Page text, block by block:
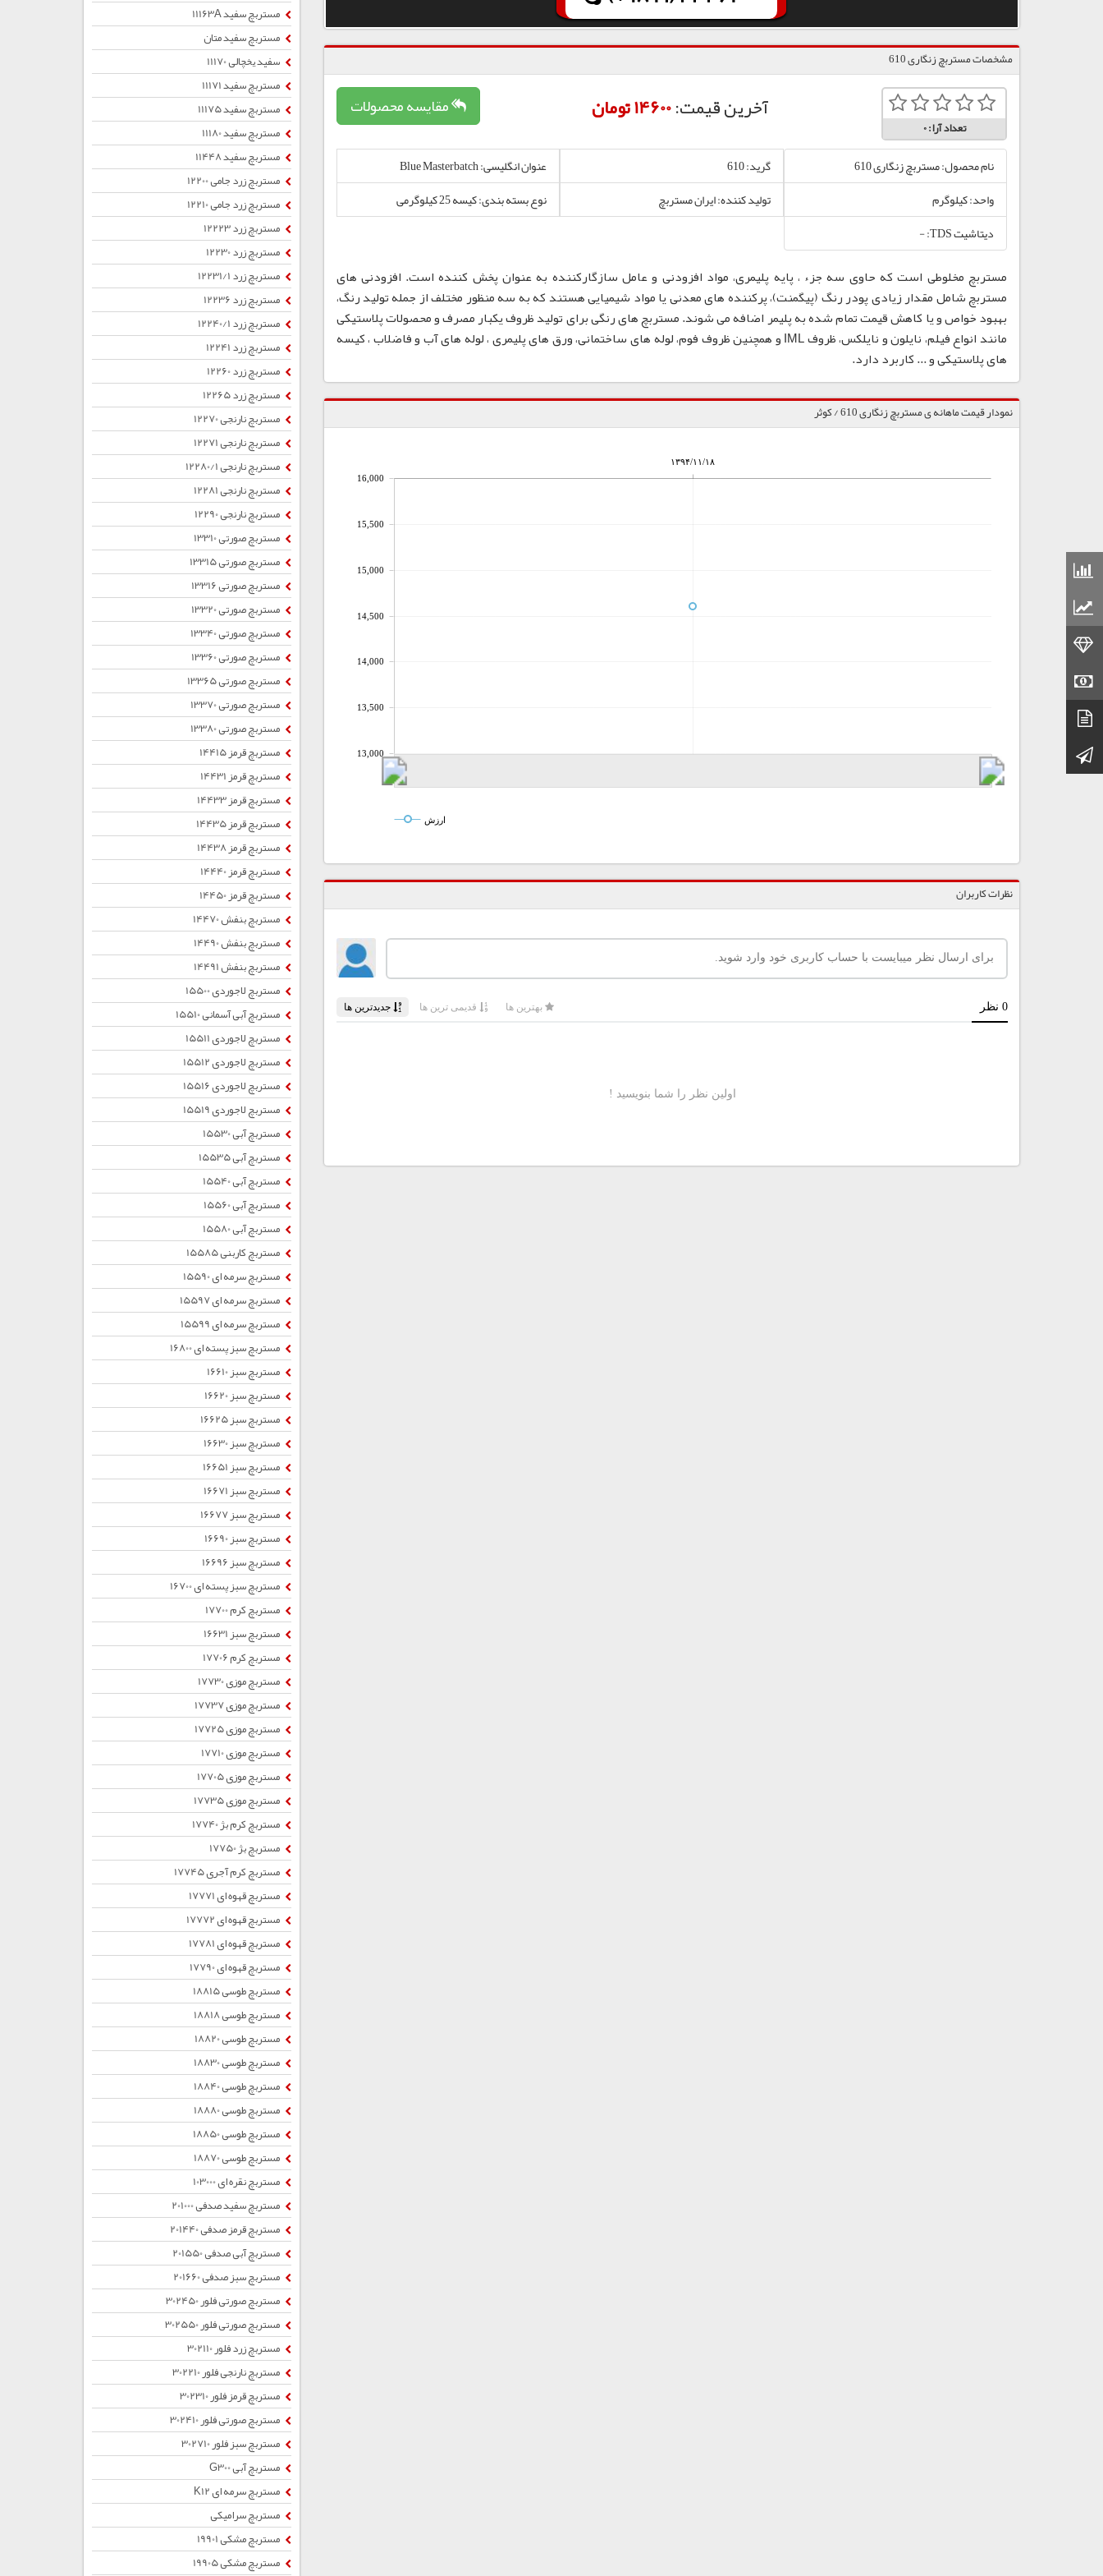
کانال تلگرام
مشخصات مستربچ زنگاری 610
تعداد آرا:0
مقایسه محصولات آخرین قیمت:14600 تومان
نام محصول: مستربچ زنگاری 610 گرید: 610
عنوان انگلیسی: Blue Masterbatch
واحد: کیلوگرم
تولید کننده: ایران مستربچ
نوع بسته بندی: کیسه 25 کیلوگرمی
دیتاشیت TDS: -
مستربچ مخلوطی است که حاوی سه جزء ، پایه پلیمری، مواد افزودنی و عامل سازگارکننده به عنوان پخش کننده است. افزودنی های
مستربچ شامل مقدار زیادی پودر رنگ (پیگمنت)، پرکننده های معدنی یا مواد شیمیایی هستند که به سه منظور مختلف از جمله تولید رنگ،
بهبود خواص و یا کاهش قیمت تمام شده به پلیمر اضافه می شوند. مستربچ های رنگی برای تولید ظروف یکبار مصرف و محصولات پلاستیکی
مانند انواع فیلم، نایلون و نایلکس، ظروف IML و همچنین ظروف فوم، لوله های ساختمانی، ورق های پلیمری ، لوله های آب و فاضلاب ، کیسه
های پلاستیکی و ... کاربرد دارد.
نمودار قیمت ماهانه ی مستربچ زنگاری 610 / کوثر
۱۳۹۴/۱۱/۱۸
13,000
13,500
14,000
14,500
15,000
15,500
16,000
ارزش
نظرات کاربران
مستربچ سفید 11163A
مستربچ سفید متان
سفید یخچالی 11170
مستربچ سفید 11171
مستربچ سفید 11175
مستربچ سفید 11180
مستربچ سفید 11448
مستربچ زرد جامی 12200
مستربچ زرد جامی 12210
مستربچ زرد 12223
مستربچ زرد 12230
مستربچ زرد 12231/1
مستربچ زرد 12236
مستربچ زرد 12240/1
مستربچ زرد 12241
مستربچ زرد 12260
مستربچ زرد 12265
مستربچ نارنجی 12270
مستربچ نارنجی 12271
مستربچ نارنجی 12280/1
مستربچ نارنجی 12281
مستربچ نارنجی 12290
مستربچ صورتی 13310
مستربچ صورتی 13315
مستربچ صورتی 13316
مستربچ صورتی 13320
مستربچ صورتی 13340
مستربچ صورتی 13360
مستربچ صورتی 13365
مستربچ صورتی 13370
مستربچ صورتی 13380
مستربچ قرمز 14415
مستربچ قرمز 14431
مستربچ قرمز 14433
مستربچ قرمز 14435
مستربچ قرمز 14438
مستربچ قرمز 14440
مستربچ قرمز 14450
مستربچ بنفش 14470
مستربچ بنفش 14490
مستربچ بنفش 14491
مستربچ لاجوردی 15500
مستربچ آبی آسمانی 15510
مستربچ لاجوردی 15511
مستربچ لاجوردی 15512
مستربچ لاجوردی 15516
مستربچ لاجوردی 15519
مستربچ آبی 15530
مستربچ آبی 15535
مستربچ آبی 15540
مستربچ آبی 15560
مستربچ آبی 15580
مستربچ کاربنی 15585
مستربچ سرمه ای 15590
مستربچ سرمه ای 15597
مستربچ سرمه ای 15599
مستربچ سبز پسته ای 16800
مستربچ سبز 16610
مستربچ سبز 16620
مستربچ سبز 16625
مستربچ سبز 16630
مستربچ سبز 16651
مستربچ سبز 16671
مستربچ سبز 16677
مستربچ سبز 16690
مستربچ سبز 16696
مستربچ سبز پسته ای 16700
مستربچ کرم 17700
مستربچ سبز 16631
مستربچ کرم 17706
مستربچ موزی 17730
مستربچ موزی 17737
مستربچ موزی 17725
مستربچ موزی 17710
مستربچ موزی 17705
مستربچ موزی 17735
مستربچ کرم بژ 17740
مستربچ بژ 17750
مستربچ کرم آجری 17745
مستربچ قهوه ای 17771
مستربچ قهوه ای 17772
مستربچ قهوه ای 17781
مستربچ قهوه ای 17790
مستربچ طوسی 18815
مستربچ طوسی 18818
مستربچ طوسی 18820
مستربچ طوسی 18830
مستربچ طوسی 18840
مستربچ طوسی 18880
مستربچ طوسی 18850
مستربچ طوسی 18870
مستربچ نقره ای 103000
مستربچ سفید صدفی 201000
مستربچ قرمز صدفی 201440
مستربچ آبی صدفی 201550
مستربچ سبز صدفی 201660
مستربچ صورتی فلور 302450
مستربچ صورتی فلور 302550
مستربچ زرد فلور 302110
مستربچ نارنجی فلور 302210
مستربچ قرمز فلور 302310
مستربچ صورتی فلور 302410
مستربچ سبز فلور 302710
مستربچ آبی G300
مستربچ سرمه ای K12
مستربچ سرامیکی
مستربچ مشکی 19901
مستربچ مشکی 19905